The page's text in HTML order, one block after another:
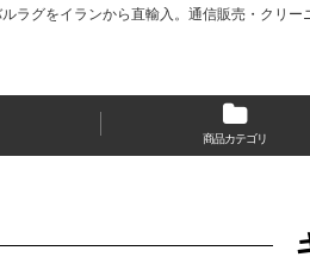
ラグをイランから直輸入。通信販売・クリ
商品カテゴリ